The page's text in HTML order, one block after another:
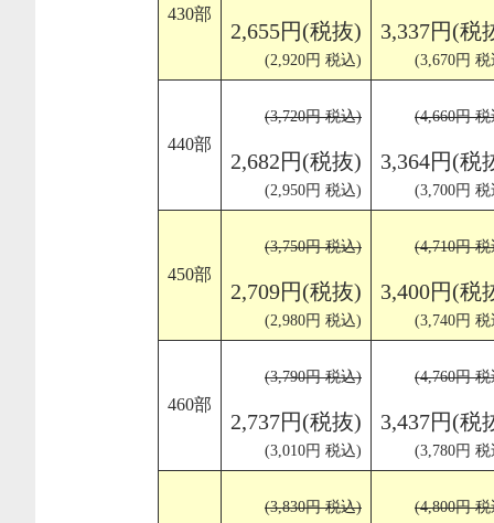
430部
2,655円(税抜)
(2,920円 税込)
3,337円(税
(3,670円
440部
(3,720円 税込)
2,682円(税抜)
(2,950円 税込)
(4,660円
3,364円(税
(3,700円
450部
(3,750円 税込)
2,709円(税抜)
(2,980円 税込)
(4,710円
3,400円(税
(3,740円
460部
(3,790円 税込)
2,737円(税抜)
(3,010円 税込)
(4,760円
3,437円(税
(3,780円
(3,830円 税込) (4,800円